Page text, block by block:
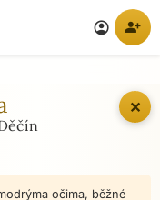
account_circle person_add
✕
očima, běžné